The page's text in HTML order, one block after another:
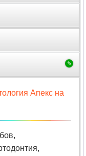
Апекс на